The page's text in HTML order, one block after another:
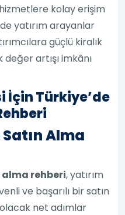
kolay erişim
yatırım arayanlar
güçlü kiralık
artışı imkânı
İçin Türkiye’de
Alma
alma rehberi, yatırım
ve başarılı bir satın
net adımlar